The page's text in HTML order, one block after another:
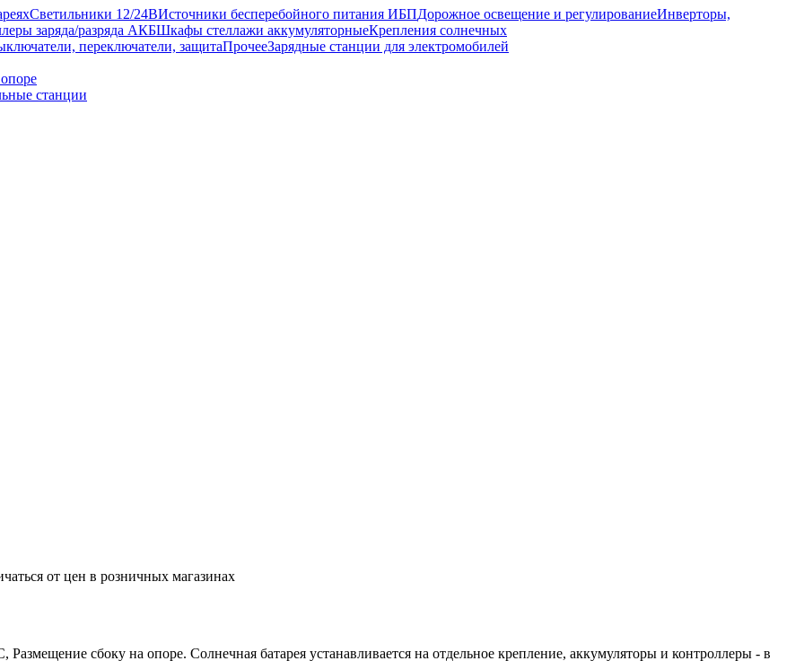
Светильники 12/24ВИсточники бесперебойного питания ИБПДорожное освещение и регулированиеИнверторы,
заряда/разряда АКБШкафы стеллажи аккумуляторныеКрепления солнечных
переключатели, защитаПрочееЗарядные станции для электромобилей
станции
от цен в розничных магазинах
сбоку на опоре. Солнечная батарея устанавливается на отдельное крепление, аккумуляторы и контроллеры - в